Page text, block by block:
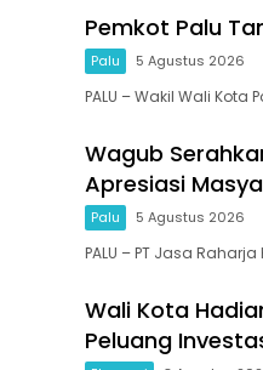
Pemkot Palu
Palu 5 Agustus 2026
PALU – Wakil Wali Kota
Wagub
Apresiasi
Palu 5 Agustus 2026
PALU – PT Jasa
Wali Kota
Peluang